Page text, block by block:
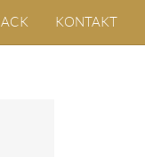
KONTAKT